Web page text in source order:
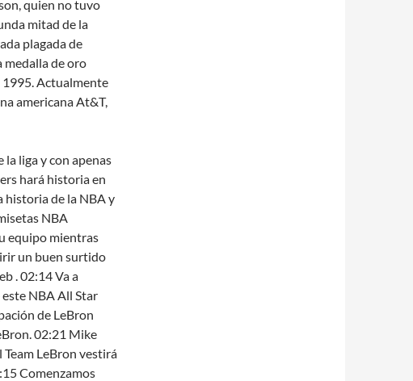
quien no tuvo
mitad de la
plagada de
medalla de oro
1995. Actualmente
americana At&T,
la liga y con apenas
hará historia en
historia de la NBA y
NBA
equipo mientras
un buen surtido
. 02:14 Va a
NBA All Star
de LeBron
02:21 Mike
Team LeBron vestirá
Comenzamos